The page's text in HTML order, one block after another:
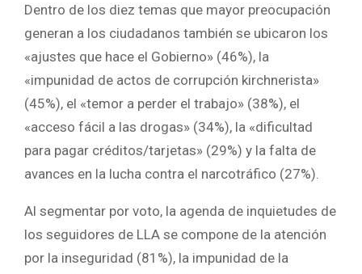
Dentro de los diez temas que mayor preocupación
generan a los ciudadanos también se ubicaron los
«ajustes que hace el Gobierno» (46%), la
«impunidad de actos de corrupción kirchnerista»
(45%), el «temor a perder el trabajo» (38%), el
«acceso fácil a las drogas» (34%), la «dificultad
para pagar créditos/tarjetas» (29%) y la falta de
avances en la lucha contra el narcotráfico (27%).
Al segmentar por voto, la agenda de inquietudes de
los seguidores de LLA se compone de la atención
por la inseguridad (81%), la impunidad de la